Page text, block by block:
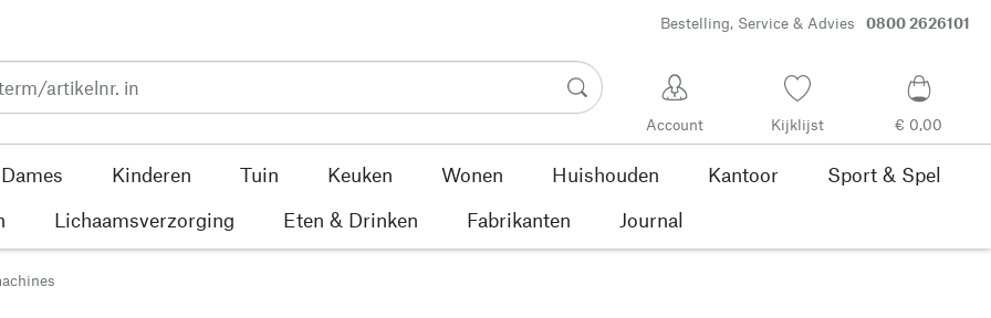
Bestelling, Service & Advies 0800 2626101
Account Kijklijst € 0,00
Dames Kinderen Tuin Keuken Wonen Huishouden Kantoor
Sport & Spel
Lichaamsverzorging Eten & Drinken Fabrikanten Journal